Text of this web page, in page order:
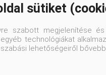
sütiket
szabott megjelenítése
technológiákat
lehetőségeiről